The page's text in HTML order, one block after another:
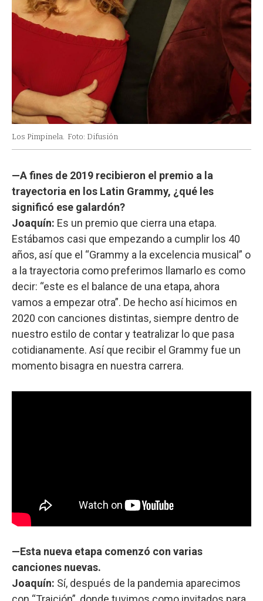
Los Pimpinela. Foto: Difusión
—A fines de 2019 recibieron el premio a la
trayectoria en los Latin Grammy, ¿qué les
significó ese galardón?
Joaquín: Es un premio que cierra una etapa.
Estábamos casi que empezando a cumplir los 40
años, así que el “Grammy a la excelencia musical” o
a la trayectoria como preferimos llamarlo es como
decir: “este es el balance de una etapa, ahora
vamos a empezar otra”. De hecho así hicimos en
2020 con canciones distintas, siempre dentro de
nuestro estilo de contar y teatralizar lo que pasa
cotidianamente. Así que recibir el Grammy fue un
momento bisagra en nuestra carrera.
—Esta nueva etapa comenzó con varias
canciones nuevas.
Joaquín: Sí, después de la pandemia aparecimos